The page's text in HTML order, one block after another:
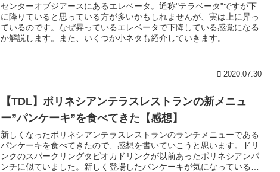
センターオブジアースにあるエレベータ。通称"テラベータ"ですが下
に降りていると思っている方が多いかもしれませんが、実は上に昇っ
ているのです。なぜ昇っているエレベータで下降している感覚になる
か解説します。また、いくつか小ネタも紹介していきます。
2020.07.30
【TDL】ポリネシアンテラスレストランの新メニュ
ー”パンケーキ”を食べてきた【感想】
新しくなったポリネシアンテラスレストランのランチメニューである
パンケーキを食べてきたので、感想を書いていこうと思います。ドリ
ンクのスパークリングタピオカドリンクが以前あったポリネシアンパ
ンチに似ていました。新しく登場したパンケーキが気になっている方